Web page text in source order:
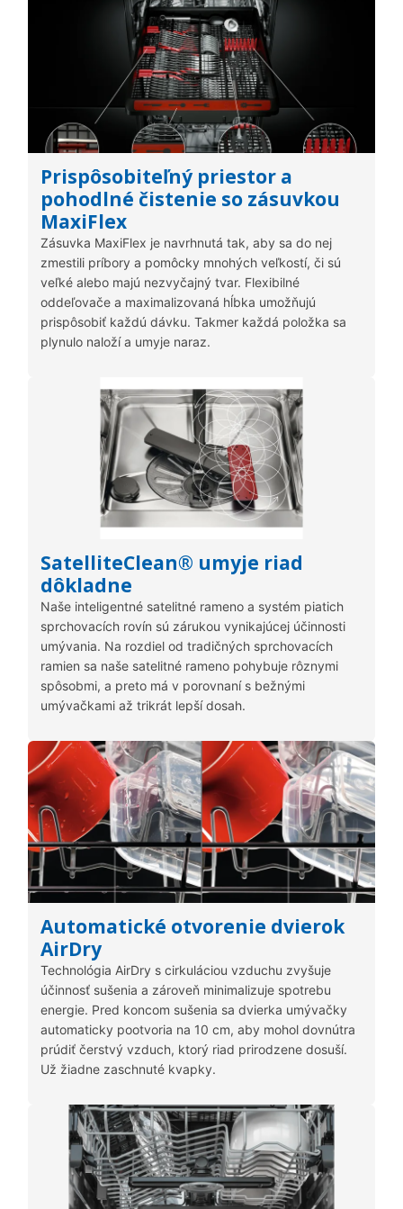
Prispôsobiteľný priestor a
pohodlné čistenie so zásuvkou
MaxiFlex
Zásuvka MaxiFlex je navrhnutá tak, aby sa do nej
zmestili príbory a pomôcky mnohých veľkostí, či sú
veľké alebo majú nezvyčajný tvar. Flexibilné
oddeľovače a maximalizovaná hĺbka umožňujú
prispôsobiť každú dávku. Takmer každá položka sa
plynulo naloží a umyje naraz.
SatelliteClean® umyje riad
dôkladne
Naše inteligentné satelitné rameno a systém piatich
sprchovacích rovín sú zárukou vynikajúcej účinnosti
umývania. Na rozdiel od tradičných sprchovacích
ramien sa naše satelitné rameno pohybuje rôznymi
spôsobmi, a preto má v porovnaní s bežnými
umývačkami až trikrát lepší dosah.
Automatické otvorenie dvierok
AirDry
Technológia AirDry s cirkuláciou vzduchu zvyšuje
účinnosť sušenia a zároveň minimalizuje spotrebu
energie. Pred koncom sušenia sa dvierka umývačky
automaticky pootvoria na 10 cm, aby mohol dovnútra
prúdiť čerstvý vzduch, ktorý riad prirodzene dosuší.
Už žiadne zaschnuté kvapky.